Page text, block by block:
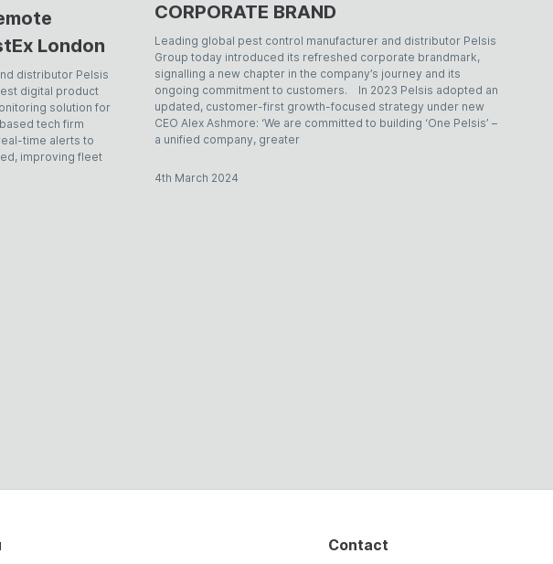
London
distributor Pelsis
digital product
solution for
tech firm
time alerts to
improving fleet
CORPORATE BRAND
Leading global pest control manufacturer and distributor Pelsis
Group today introduced its refreshed corporate brandmark,
signalling a new chapter in the company’s journey and its
ongoing commitment to customers. In 2023 Pelsis adopted an
updated, customer-first growth-focused strategy under new
CEO Alex Ashmore: ‘We are committed to building ‘One Pelsis’ –
a unified company, greater
4th March 2024
Contact